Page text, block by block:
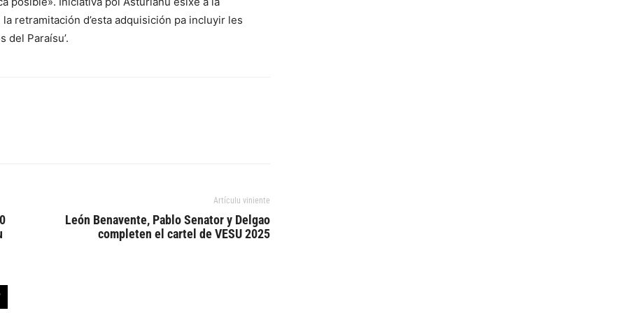
retramitación d’esta adquisición pa incluyir les
del Paraísu’.
Artículu viniente
León Benavente, Pablo Senator y Delgao
completen el cartel de VESU 2025